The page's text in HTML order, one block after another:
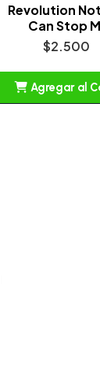
Revolution
Can Stop
$2.500
Agregar al